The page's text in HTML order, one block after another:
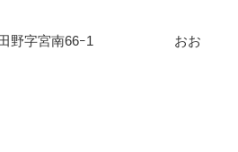
多田野字宮南66ｰ1 おお